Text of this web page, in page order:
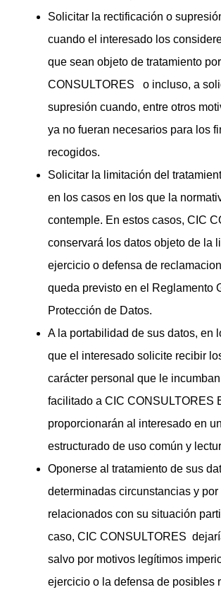
Solicitar la rectificación o
cuando el interesado los
que sean objeto de tratamiento
CONSULTORES
o incluso, a
supresión cuando, entre otros
ya no fueran necesarios para los
recogidos.
Solicitar la limitación del
en los casos en los que la
contemple. En estos casos, CIC
conservará los datos objeto de la
ejercicio o defensa de
queda previsto en el Reglamento
Protección de Datos.
A la portabilidad de sus datos, en
que el interesado solicite recibir
carácter personal que le
facilitado a CIC CONSULTORES
proporcionarán al interesado en
estructurado de uso común y
Oponerse al tratamiento de sus
determinadas circunstancias y por
relacionados con su situación
caso, CIC CONSULTORES
salvo por motivos legítimos
ejercicio o la defensa de posibles